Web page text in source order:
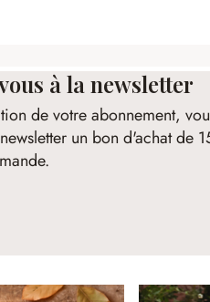
à la newsletter
de votre abonnement,
un bon d'achat de